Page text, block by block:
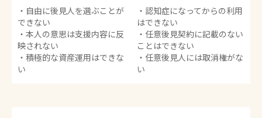
・自由に後見人を選ぶことが
できない
・本人の意思は支援内容に反
映されない
・積極的な資産運用はできな
い
・認知症になってからの利用
はできない
・任意後見契約に記載のない
ことはできない
・任意後見人には取消権がな
い